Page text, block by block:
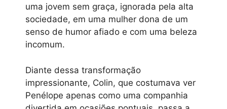
uma jovem sem graça, ignorada pela alta
sociedade, em uma mulher dona de um
senso de humor afiado e com uma beleza
incomum.
Diante dessa transformação
impressionante, Colin, que costumava ver
Penélope apenas como uma companhia